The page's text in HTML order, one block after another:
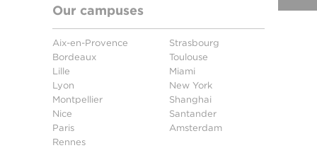
Our campuses
Aix-en-Provence
Bordeaux
Lille
Lyon
Montpellier
Nice
Paris
Rennes
Strasbourg
Toulouse
Miami
New York
Shanghai
Santander
Amsterdam